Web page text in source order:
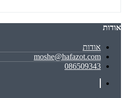
אודות
אודות
moshe@hafazot.com
086509343